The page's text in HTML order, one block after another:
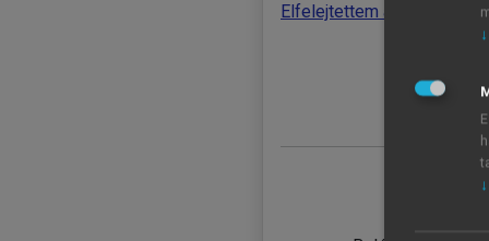
Elfelejtettem a jelszavamat
↓
↓